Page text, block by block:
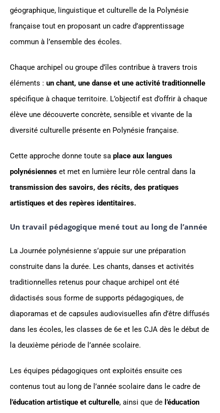
géographique, linguistique et culturelle de la Polynésie
française tout en proposant un cadre d’apprentissage
commun à l’ensemble des écoles.
Chaque archipel ou groupe d’îles contribue à travers trois
éléments : un chant, une danse et une activité traditionnelle
spécifique à chaque territoire. L’objectif est d’offrir à chaque
élève une découverte concrète, sensible et vivante de la
diversité culturelle présente en Polynésie française.
Cette approche donne toute sa place aux langues
polynésiennes et met en lumière leur rôle central dans la
transmission des savoirs, des récits, des pratiques
artistiques et des repères identitaires.
Un travail pédagogique mené tout au long de l’année
La Journée polynésienne s’appuie sur une préparation
construite dans la durée. Les chants, danses et activités
traditionnelles retenus pour chaque archipel ont été
didactisés sous forme de supports pédagogiques, de
diaporamas et de capsules audiovisuelles afin d’être diffusés
dans les écoles, les classes de 6e et les CJA dès le début de
la deuxième période de l’année scolaire.
Les équipes pédagogiques ont exploités ensuite ces
contenus tout au long de l’année scolaire dans le cadre de
l’éducation artistique et culturelle, ainsi que de l’éducation